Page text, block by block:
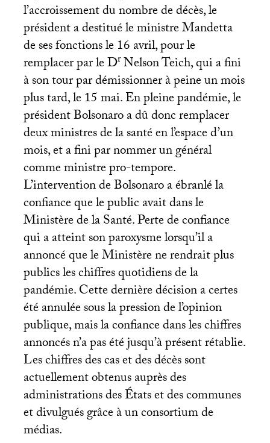
l’accroissement du nombre de décès, le
président a destitué le ministre Mandetta
de ses fonctions le 16 avril, pour le
remplacer par le DrNelson Teich, qui a fini
à son tour par démissionner à peine un mois
plus tard, le 15 mai. En pleine pandémie, le
président Bolsonaro a dû donc remplacer
deux ministres de la santé en l’espace d’un
mois, et a fini par nommer un général
comme ministre pro-tempore.
L’intervention de Bolsonaro a ébranlé la
confiance que le public avait dans le
Ministère de la Santé. Perte de confiance
qui a atteint son paroxysme lorsqu’il a
annoncé que le Ministère ne rendrait plus
publics les chiffres quotidiens de la
pandémie. Cette dernière décision a certes
été annulée sous la pression de l’opinion
publique, mais la confiance dans les chiffres
annoncés n’a pas été jusqu’à présent rétablie.
Les chiffres des cas et des décès sont
actuellement obtenus auprès des
administrations des États et des communes
et divulgués grâce à un consortium de
médias.